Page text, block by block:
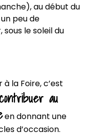
au début du
peu de
le soleil du
la Foire, c’est
au
en donnant une
d’occasion.